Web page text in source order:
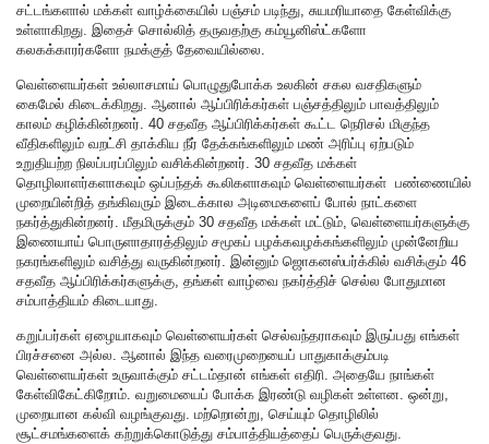
சட்டங்களால் மக்கள் வாழ்க்கையில் பஞ்சம் படிந்து, சுயமரியாதை கேள்விக்கு
உள்ளாகிறது. இதைச் சொல்லித் தருவதற்கு கம்யூனிஸ்ட்களோ
கலகக்காரர்களோ நமக்குத் தேவையில்லை.
வெள்ளையர்கள் உல்லாசமாய் பொழுதுபோக்க உலகின் சகல வசதிகளும்
கைமேல் கிடைக்கிறது. ஆனால் ஆப்பிரிக்கர்கள் பஞ்சத்திலும் பாவத்திலும்
காலம் கழிக்கின்றனர். 40 சதவீத ஆப்பிரிக்கர்கள் கூட்ட நெரிசல் மிகுந்த
வீதிகளிலும் வறட்சி தாக்கிய நீர் தேக்கங்களிலும் மண் அரிப்பு ஏற்படும்
உறுதியற்ற நிலப்பரப்பிலும் வசிக்கின்றனர். 30 சதவீத மக்கள்
தொழிலாளர்களாகவும் ஒப்பந்தக் கூலிகளாகவும் வெள்ளையர்கள் பண்ணையில்
முறையின்றித் தங்கிவரும் இடைக்கால அடிமைகளைப் போல் நாட்களை
நகர்த்துகின்றனர். மீதமிருக்கும் 30 சதவீத மக்கள் மட்டும், வெள்ளையர்களுக்கு
இணையாய் பொருளாதாரத்திலும் சமூகப் பழக்கவழக்கங்களிலும் முன்னேறிய
நகரங்களிலும் வசித்து வருகின்றனர். இன்னும் ஜொகனஸ்பர்க்கில் வசிக்கும் 46
சதவீத ஆப்பிரிக்கர்களுக்கு, தங்கள் வாழ்வை நகர்த்திச் செல்ல போதுமான
சம்பாத்தியம் கிடையாது.
கறுப்பர்கள் ஏழையாகவும் வெள்ளையர்கள் செல்வந்தராகவும் இருப்பது எங்கள்
பிரச்சனை அல்ல. ஆனால் இந்த வரைமுறையைப் பாதுகாக்கும்படி
வெள்ளையர்கள் உருவாக்கும் சட்டம்தான் எங்கள் எதிரி. அதையே நாங்கள்
கேள்விகேட்கிறோம். வறுமையைப் போக்க இரண்டு வழிகள் உள்ளன. ஒன்று,
முறையான கல்வி வழங்குவது. மற்றொன்று, செய்யும் தொழிலில்
சூட்சமங்களைக் கற்றுக்கொடுத்து சம்பாத்தியத்தைப் பெருக்குவது.